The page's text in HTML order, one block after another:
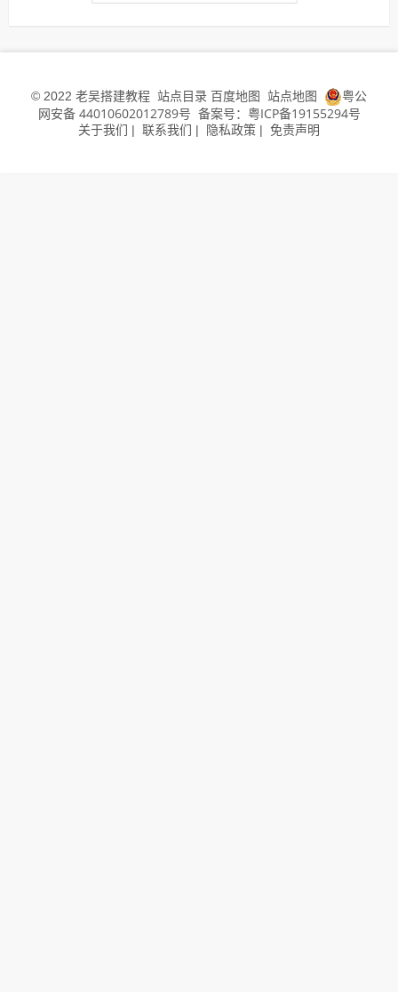
© 2022 老吴搭建教程 站点目录 百度地图 站点地图
粤公
网安备 44010602012789号 备案号：粤ICP备19155294号
关于我们 | 联系我们 | 隐私政策 | 免责声明